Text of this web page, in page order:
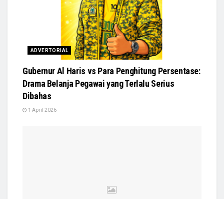
ADVERTORIAL
Gubernur Al Haris vs Para Penghitung Persentase:
Drama Belanja Pegawai yang Terlalu Serius
Dibahas
1 April 2026